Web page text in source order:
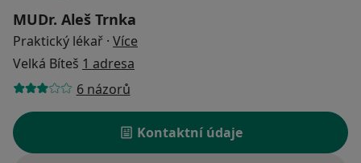
MUDr. Aleš Trnka
Praktický lékař · Více
Velká Bíteš 1 adresa
6 názorů
Kontaktní údaje